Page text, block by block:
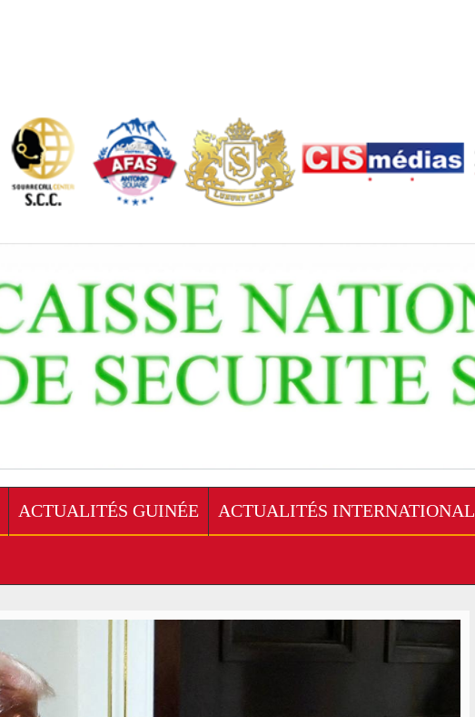
ACTUALITÉS GUINÉE ACTUALITÉS INTERNATIONAL